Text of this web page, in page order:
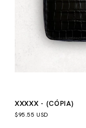
XXXXX - (CÓPIA)
$95.55 USD